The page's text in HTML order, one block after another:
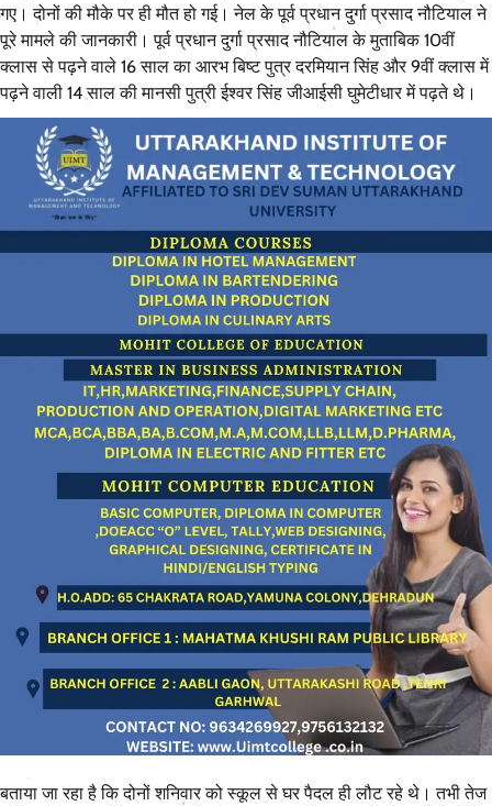
गए। दोनों की मौके पर ही मौत हो गई। नेल के पूर्व प्रधान दुर्गा प्रसाद नौटियाल ने
पूरे मामले की जानकारी। पूर्व प्रधान दुर्गा प्रसाद नौटियाल के मुताबिक 10वीं
क्लास से पढ़ने वाले 16 साल का आरभ बिष्ट पुत्र दरमियान सिंह और 9वीं क्लास में
पढ़ने वाली 14 साल की मानसी पुत्री ईश्वर सिंह जीआईसी घुमेटीधार में पढ़ते थे।
बताया जा रहा है कि दोनों शनिवार को स्कूल से घर पैदल ही लौट रहे थे। तभी तेज